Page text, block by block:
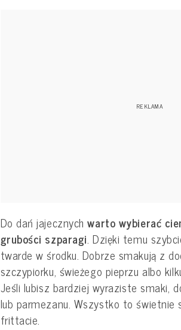
Do dań jajecznych warto wybierać
grubości szparagi. Dzięki temu
twarde w środku. Dobrze smakują z
szczypiorku, świeżego pieprzu albo
Jeśli lubisz bardziej wyraziste smaki,
lub parmezanu. Wszystko to świetnie
frittacie.